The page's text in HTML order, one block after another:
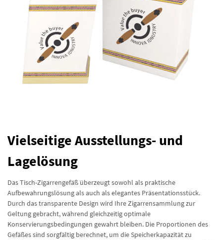
Vielseitige Ausstellungs- und
Lagelösung
Das Tisch-Zigarrengefäß überzeugt sowohl als praktische
Aufbewahrungslösung als auch als elegantes Präsentationsstück.
Durch das transparente Design wird Ihre Zigarrensammlung zur
Geltung gebracht, während gleichzeitig optimale
Konservierungsbedingungen gewahrt bleiben. Die Proportionen des
Gefäßes sind sorgfältig berechnet, um die Speicherkapazität zu